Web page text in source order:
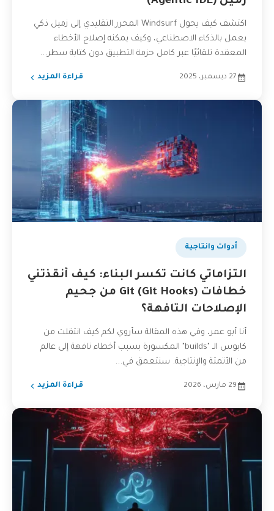
اكتشف كيف يحول Windsurf المحرر التقليدي إلى زميل ذكي
يعمل بالذكاء الاصطناعي، وكيف يمكنه إصلاح الأخطاء
المعقدة تلقائيًا عبر كامل حزمة التطبيق دون كتابة سطر...
27 ديسمبر، 2025 قراءة المزيد
أدوات وانتاجية
التزاماتي كانت تكسر البناء: كيف أنقذتني
خطافات Git (Git Hooks) من جحيم
الإصلاحات التافهة؟
أنا أبو عمر، وفي هذه المقالة سأروي لكم كيف انتقلت من
كابوس الـ "builds" المكسورة بسبب أخطاء تافهة إلى عالم
من الأتمتة والإنتاجية. سنتعمق في...
29 مارس، 2026 قراءة المزيد